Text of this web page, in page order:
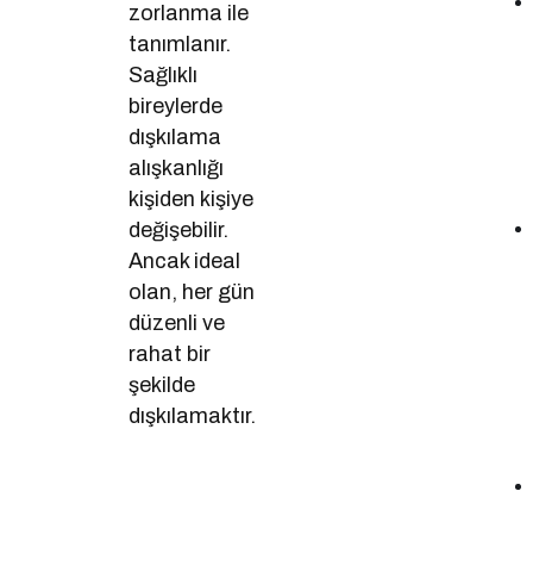
zorlanma ile
tanımlanır.
Sağlıklı
bireylerde
dışkılama
alışkanlığı
kişiden kişiye
değişebilir.
Ancak ideal
olan, her gün
düzenli ve
rahat bir
şekilde
dışkılamaktır.